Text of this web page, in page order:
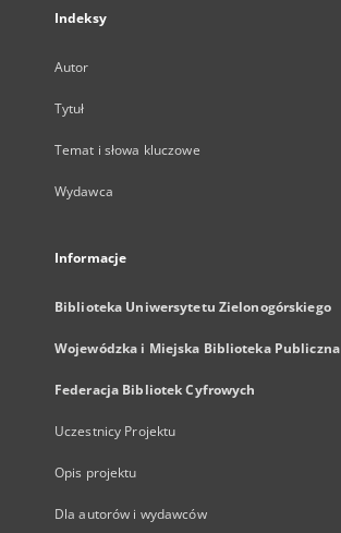
Indeksy
Autor
Tytuł
Temat i słowa kluczowe
Wydawca
Informacje
Biblioteka Uniwersytetu Zielonogórskiego
Wojewódzka i Miejska Biblioteka Publiczna
Federacja Bibliotek Cyfrowych
Uczestnicy Projektu
Opis projektu
Dla autorów i wydawców